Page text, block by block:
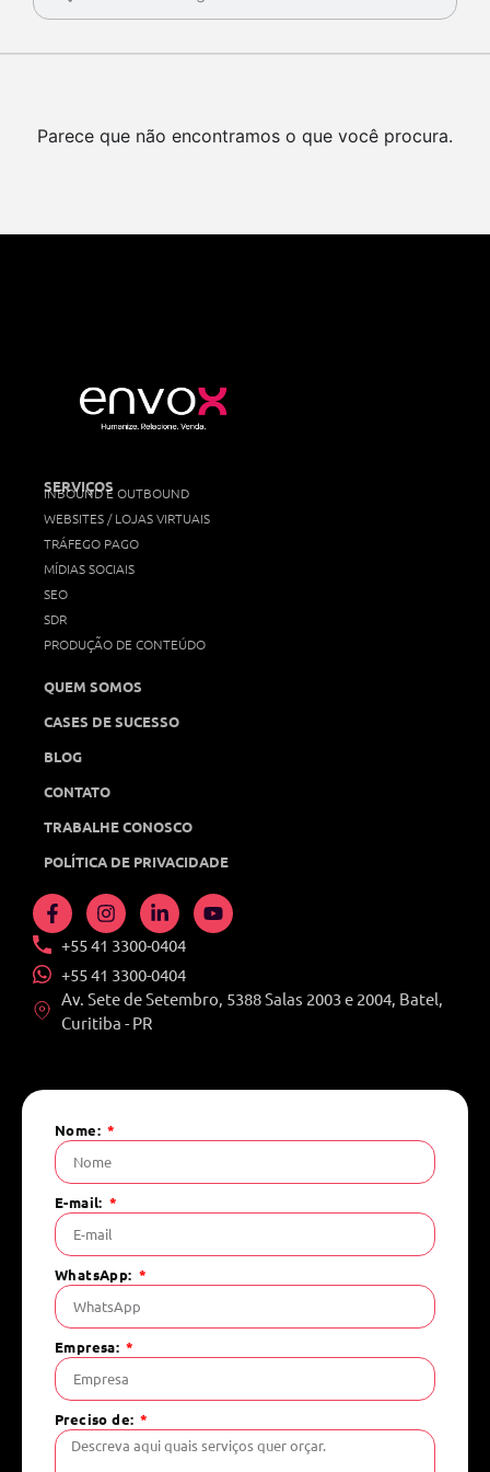
Parece que não encontramos o que você procura.
SERVIÇOS
INBOUND E OUTBOUND
WEBSITES / LOJAS VIRTUAIS
TRÁFEGO PAGO
MÍDIAS SOCIAIS
SEO
SDR
PRODUÇÃO DE CONTEÚDO
QUEM SOMOS
CASES DE SUCESSO
BLOG
CONTATO
TRABALHE CONOSCO
POLÍTICA DE PRIVACIDADE
+55 41 3300-0404
+55 41 3300-0404
Av. Sete de Setembro, 5388 Salas 2003 e 2004, Batel,
Curitiba - PR
Nome:
E-mail:
WhatsApp:
Empresa:
Preciso de: